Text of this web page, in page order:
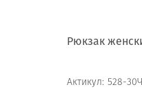
Рюкзак
Актикул: 528-